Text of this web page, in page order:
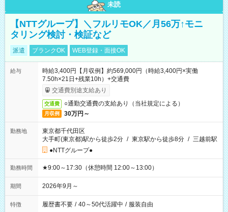
未読
【NTTグループ】＼フルリモOK／月56万↑モニ
タリング検討・検証など
派遣 ブランクOK WEB登録・面接OK
給与
時給3,400円【月収例】約569,000円（時給3,400円×実働
7.50h×21日+残業10h）+交通費
交通費別途支給あり
交通費 ○通勤交通費の支給あり（当社規定による）
月収例 30万円～
勤務地
東京都千代田区
大手町(東京都)駅から徒歩2分 / 東京駅から徒歩8分 / 三越前駅
●NTTグループ●
勤務時間 ★9:00～17:30（休憩時間 12:00～13:00）
期間 2026年9月～
特徴 履歴書不要 / 40～50代活躍中 / 服装自由